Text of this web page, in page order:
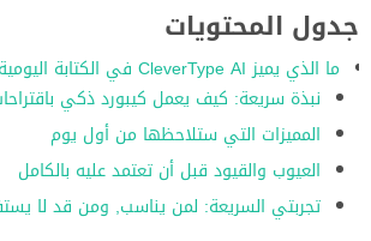
جدول المحتويات
ما الذي يميز CleverType AI في الكتابة اليومية؟
نبذة سريعة: كيف يعمل كيبورد ذكي
المميزات التي ستلاحظها من أول يوم
العيوب والقيود قبل أن تعتمد عليه بالكامل
تجربتي السريعة: لمن يناسب, ومن قد لا